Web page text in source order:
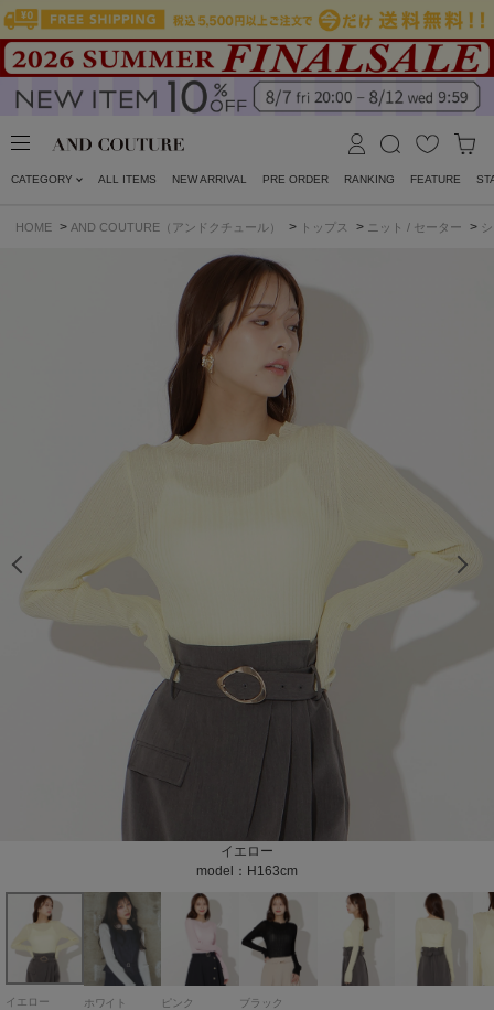
CATEGORY ALL ITEMS NEW ARRIVAL PRE ORDER RANKING FEATURE
HOME > AND COUTURE（アンドクチュール） > トップス > ニット / セーター >
イエロー
model：H163cm
ホワイト
model：H160cm
ピンク
model：H163cm
ブラック
model：H163cm
model：H163cm color：イエロー
model：H163cm color：イエロー
color：イエロー
color：イエロー
color：イエロー
model：H163cm color：イエロー
model：H160cm color：ホワイト
model：H160cm color：ホワイト
model：H161cm color：ホワイト
model：H161cm color：ホワイト
model：H163cm color：ホワイト
model：H163cm color：ホワイト
model：H163cm color：ホワイト
color：ホワイト
color：ホワイト
color：ホワイト
model：H163cm color：ホワイト
model：H160cm color：ホワイト
model：H161cm color：ホワイト
model：H161cm color：ホワイト
model：H163cm color：ピンク
model：H163cm color：ピンク
color：ピンク
color：ピンク
color：ピンク
model：H163cm color：ピンク
model：H163cm color：ブラック
model：H163cm color：ブラック
color：ブラック
color：ブラック
color：ブラック
model：H163cm color：ブラック
イエロー ホワイト ピンク ブラック